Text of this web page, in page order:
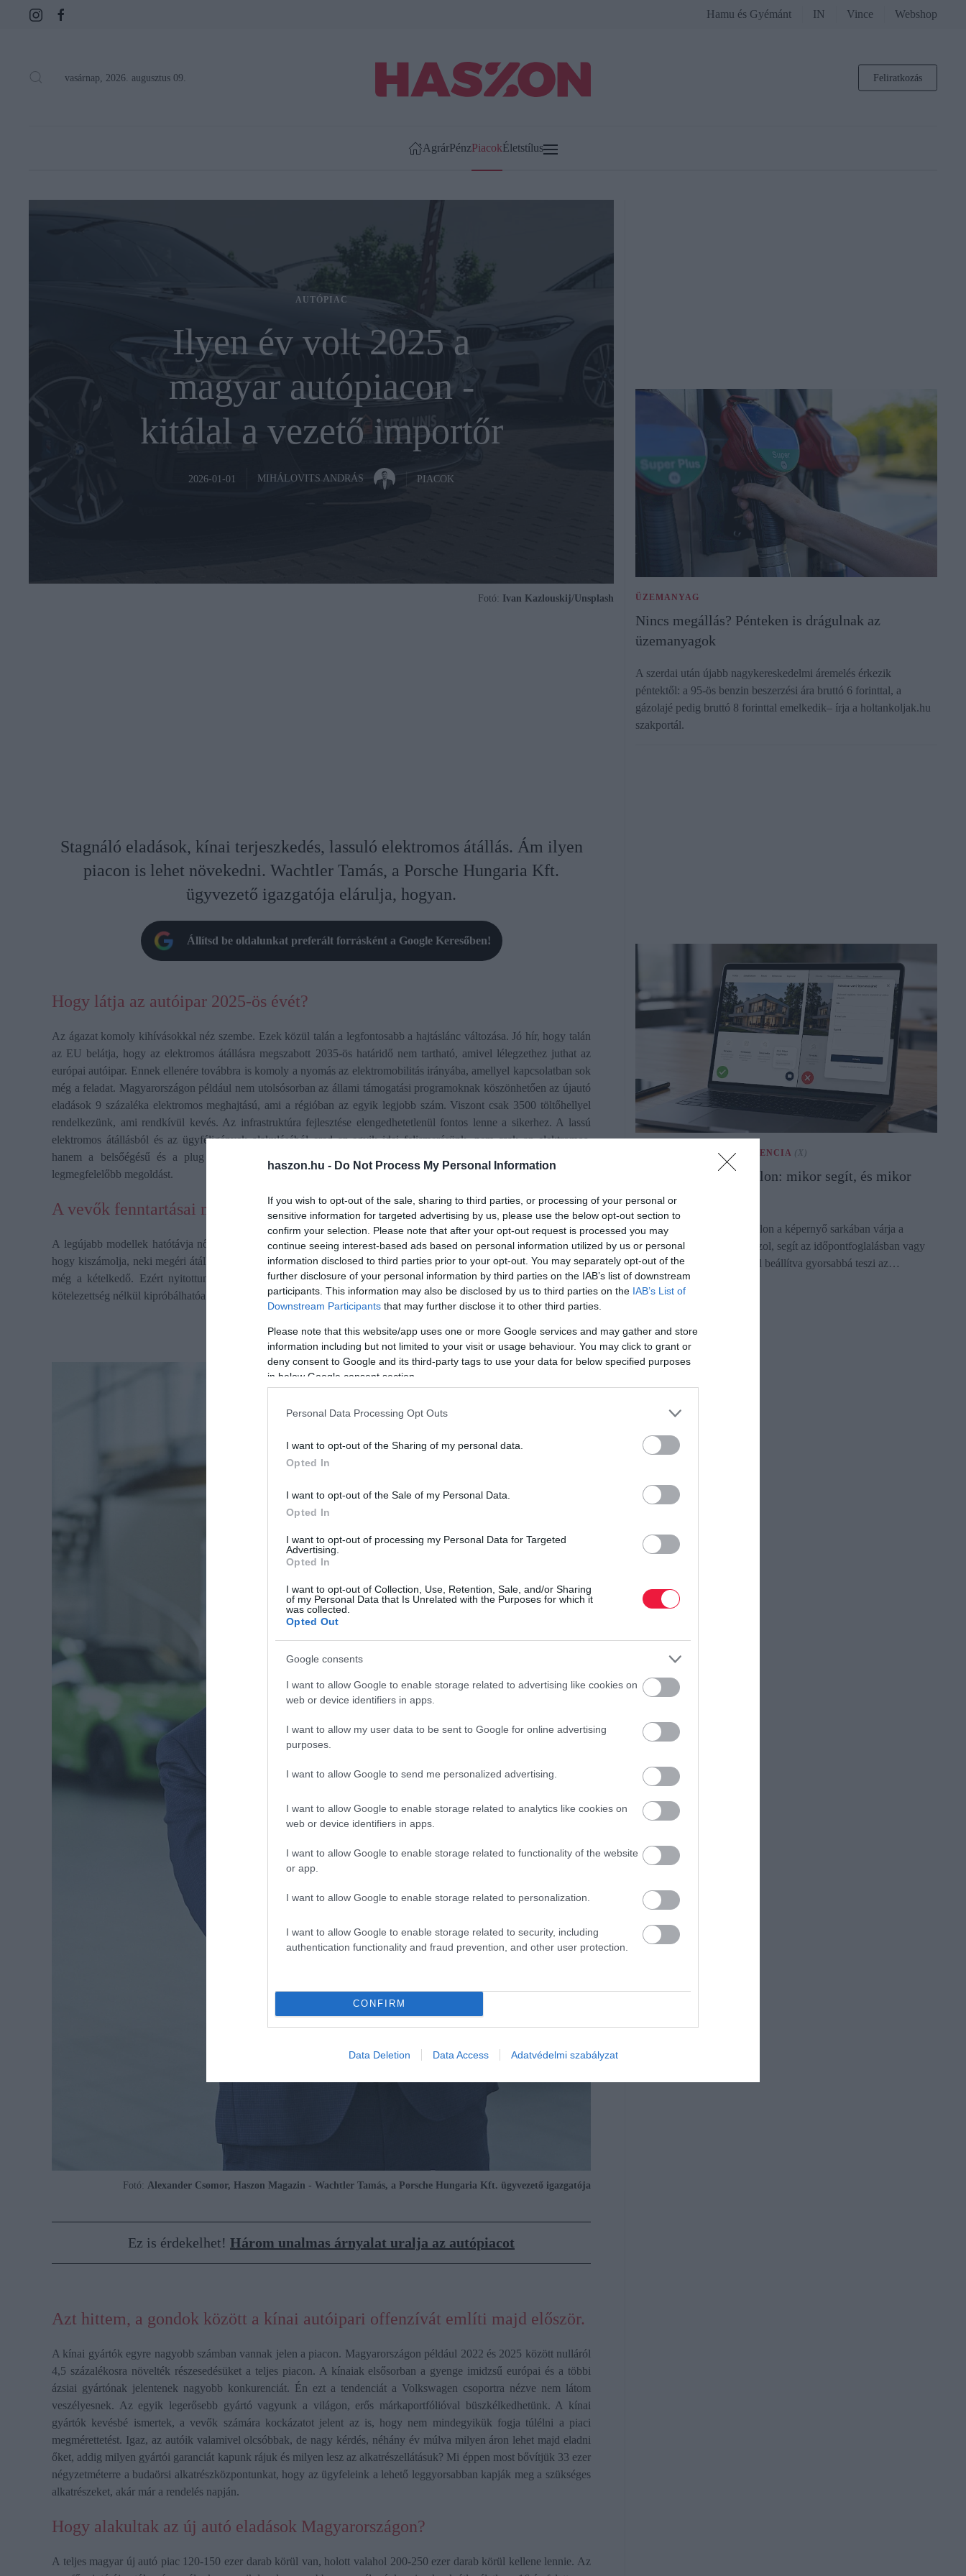
haszon.hu - Do Not Process My Personal Information
If you wish to opt-out of the sale, sharing to third parties, or processing of your personal or
sensitive information for targeted advertising by us, please use the below opt-out section to
confirm your selection. Please note that after your opt-out request is processed you may
continue seeing interest-based ads based on personal information utilized by us or personal
information disclosed to third parties prior to your opt-out. You may separately opt-out of the
further disclosure of your personal information by third parties on the IAB’s list of downstream
participants. This information may also be disclosed by us to third parties on the IAB’s List of
Downstream Participants that may further disclose it to other third parties.
Please note that this website/app uses one or more Google services and may gather and store
information including but not limited to your visit or usage behaviour. You may click to grant or
deny consent to Google and its third-party tags to use your data for below specified purposes
in below Google consent section.
Personal Data Processing Opt Outs
I want to opt-out of the Sharing of my personal data.
Opted In
I want to opt-out of the Sale of my Personal Data.
Opted In
I want to opt-out of processing my Personal Data for Targeted
Advertising.
Opted In
I want to opt-out of Collection, Use, Retention, Sale, and/or Sharing
of my Personal Data that Is Unrelated with the Purposes for which it
was collected.
Opted Out
Google consents
I want to allow Google to enable storage related to advertising like cookies on
web or device identifiers in apps.
I want to allow my user data to be sent to Google for online advertising
purposes.
I want to allow Google to send me personalized advertising.
I want to allow Google to enable storage related to analytics like cookies on
web or device identifiers in apps.
I want to allow Google to enable storage related to functionality of the website
or app.
I want to allow Google to enable storage related to personalization.
I want to allow Google to enable storage related to security, including
authentication functionality and fraud prevention, and other user protection.
CONFIRM
Data Deletion Data Access Adatvédelmi szabályzat
Hamu és Gyémánt IN Vince Webshop
vasárnap, 2026. augusztus 09. Feliratkozás
AgrárPénzPiacokÉletstílus
AUTÓPIAC
Ilyen év volt 2025 a
magyar autópiacon -
kitálal a vezető importőr
2026-01-01 MIHÁLOVITS ANDRÁS PIACOK
Fotó: Ivan Kazlouskij/Unsplash
Stagnáló eladások, kínai terjeszkedés, lassuló elektromos átállás. Ám ilyen
piacon is lehet növekedni. Wachtler Tamás, a Porsche Hungaria Kft.
ügyvezető igazgatója elárulja, hogyan.
Állítsd be oldalunkat preferált forrásként a Google Keresőben!
Hogy látja az autóipar 2025-ös évét?
Az ágazat komoly kihívásokkal néz szembe. Ezek közül talán a legfontosabb a hajtáslánc változása. Jó hír, hogy talán
az EU belátja, hogy az elektromos átállásra megszabott 2035-ös határidő nem tartható, amivel lélegzethez juthat az
európai autóipar. Ennek ellenére továbbra is komoly a nyomás az elektromobilitás irányába, amellyel kapcsolatban sok
még a feladat. Magyarországon például nem utolsósorban az állami támogatási programoknak köszönhetően az újautó
eladások 9 százaléka elektromos meghajtású, ami a régióban az egyik legjobb szám. Viszont csak 3500 töltőhellyel
rendelkezünk, ami rendkívül kevés. Az infrastruktúra fejlesztése elengedhetetlenül fontos lenne a sikerhez. A lassú
elektromos átállásból és az ügyféligények alakulásából ered az egyik idei felismerésünk, nem csak az elektromos,
hanem a belsőégésű és a plug in hibrid autókat is fejleszteni kell, hogy minden vevő megtalálhassa a neki
legmegfelelőbb megoldást.
A vevők fenntartásai megszűntek a villanyautókkal kapcsolatban?
A legújabb modellek hatótávja nőtt, töltési sebessége csökkent, így egyre kevesebb a kérdés. Sok vevő érkezik úgy,
hogy kiszámolja, neki megéri átállni elektromos autóra, mert egyszerűbb a technológia, kisebb a szervizigény. De sok
még a kételkedő. Ezért nyitottunk Budaörsön a Mooncity részeként egy elektromobilitási élményközpontot, ahol
kötelezettség nélkül kipróbálhatóak az elektromos modelljeink és a különféle töltési megoldások.
Fotó: Alexander Csomor, Haszon Magazin - Wachtler Tamás, a Porsche Hungaria Kft. ügyvezető igazgatója
Ez is érdekelhet! Három unalmas árnyalat uralja az autópiacot
Azt hittem, a gondok között a kínai autóipari offenzívát említi majd először.
A kínai gyártók egyre nagyobb számban vannak jelen a piacon. Magyarországon például 2022 és 2025 között nulláról
4,5 százalékosra növelték részesedésüket a teljes piacon. A kínaiak elsősorban a gyenge imidzsű európai és a többi
ázsiai gyártónak jelentenek nagyobb konkurenciát. Én ezt a tendenciát a Volkswagen csoportra nézve nem látom
veszélyesnek. Az egyik legerősebb gyártó vagyunk a világon, erős márkaportfólióval büszkélkedhetünk. A kínai
gyártók kevésbé ismertek, a vevők számára kockázatot jelent az is, hogy nem mindegyikük fogja túlélni a piaci
megmérettetést. Igaz, az autóik valamivel olcsóbbak, de nagy kérdés, néhány év múlva milyen áron lehet majd eladni
őket, addig milyen gyártói garanciát kapunk rájuk és milyen lesz az alkatrészellátásuk? Mi éppen most bővítjük 33 ezer
négyzetméterre a budaörsi alkatrészközpontunkat, hogy az ügyfeleink a lehető leggyorsabban kapják meg a szükséges
alkatrészeket, akár már a rendelés napján.
Hogy alakultak az új autó eladások Magyarországon?
A teljes magyar új autó piac 120-150 ezer darab körül van, holott valahol 200-250 ezer darab körül kellene lennie. Az
ÜZEMANYAG
Nincs megállás? Pénteken is drágulnak az
üzemanyagok
A szerdai után újabb nagykereskedelmi áremelés érkezik
péntektől: a 95-ös benzin beszerzési ára bruttó 6 forinttal, a
gázolajé pedig bruttó 8 forinttal emelkedik– írja a holtankoljak.hu
szakportál.
MESTERSÉGES INTELLIGENCIA (X)
AI chatbot a weboldalon: mikor segít, és mikor
zavarja a látogatót?
Az AI chatbot sok weboldalon a képernyő sarkában várja a
látogatót. Kérdésekre válaszol, segít az időpontfoglalásban vagy
elindítja az ajánlatkérést. Jól beállítva gyorsabbá teszi az…
rectangle